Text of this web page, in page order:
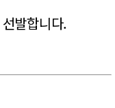
발합니다.